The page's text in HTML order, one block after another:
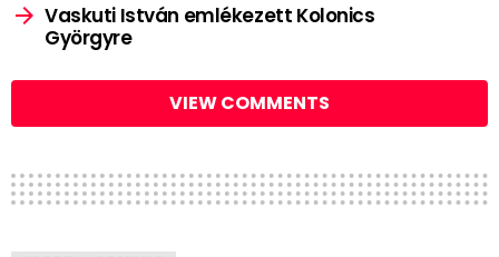
Vaskuti István emlékezett Kolonics
Györgyre
VIEW COMMENTS